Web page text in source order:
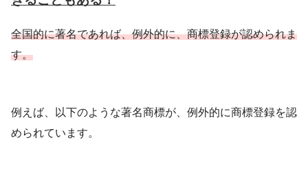
全国的に著名であれば、例外的に、商標登録が認められま
す。
例えば、以下のような著名商標が、例外的に商標登録を認
められています。